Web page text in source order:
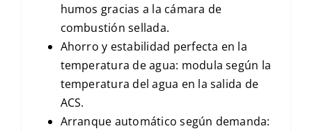
humos gracias a la cámara de
combustión sellada.
Ahorro y estabilidad perfecta en la
temperatura de agua: modula según la
temperatura del agua en la salida de
ACS.
Arranque automático según demanda: